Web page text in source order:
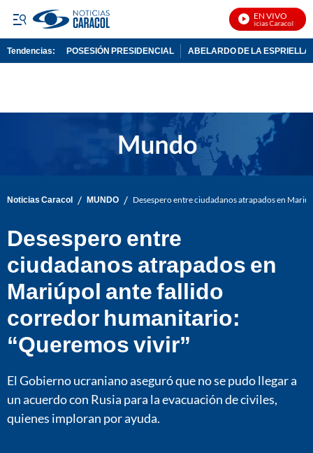
EN VIVO
Noticias Caracol En
Tendencias: POSESIÓN PRESIDENCIAL ABELARDO DE LA ESPRIELLA
Noticias Caracol / MUNDO / Desespero entre ciudadanos atrapados en
Desespero entre
ciudadanos atrapados en
Mariúpol ante fallido
corredor humanitario:
“Queremos vivir”
El Gobierno ucraniano aseguró que no se pudo llegar a
un acuerdo con Rusia para la evacuación de civiles,
quienes imploran por ayuda.